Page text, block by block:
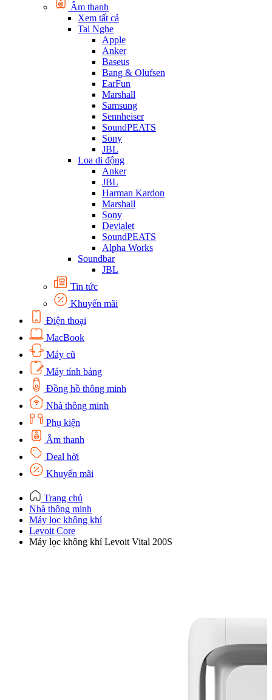
Âm thanh
Xem tất cả
Tai Nghe
Apple
Anker
Baseus
Bang & Olufsen
EarFun
Marshall
Samsung
Sennheiser
SoundPEATS
Sony
JBL
Loa di động
Anker
JBL
Harman Kardon
Marshall
Sony
Devialet
SoundPEATS
Alpha Works
Soundbar
JBL
Tin tức
Khuyến mãi
Điện thoại
MacBook
Máy cũ
Máy tính bảng
Đồng hồ thông minh
Nhà thông minh
Phụ kiện
Âm thanh
Deal hời
Khuyến mãi
Trang chủ
Nhà thông minh
Máy lọc không khí
Levoit Core
Máy lọc không khí Levoit Vital 200S